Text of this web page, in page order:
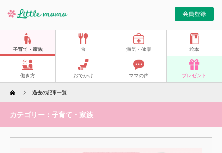
子育て・家族 食 病気・健康 絵本
働き方 おでかけ ママの声 プレゼント
Home 過去の記事一覧
カテゴリー：子育て・家族